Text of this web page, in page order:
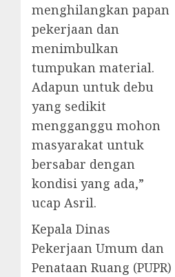
menghilangkan papan
pekerjaan dan
menimbulkan
tumpukan material.
Adapun untuk debu
yang sedikit
mengganggu mohon
masyarakat untuk
bersabar dengan
kondisi yang ada,”
ucap Asril.
Kepala Dinas
Pekerjaan Umum dan
Penataan Ruang (PUPR)